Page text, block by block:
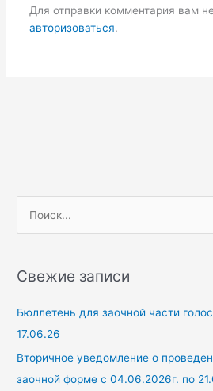
Для отправки комментария вам
авторизоваться.
с
Свежие записи
Бюллетень для заочной части
17.06.26
Вторичное уведомление о
заочной форме с 04.06.2026г. по